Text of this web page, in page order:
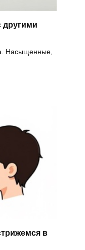
другими
Насыщенные,
в